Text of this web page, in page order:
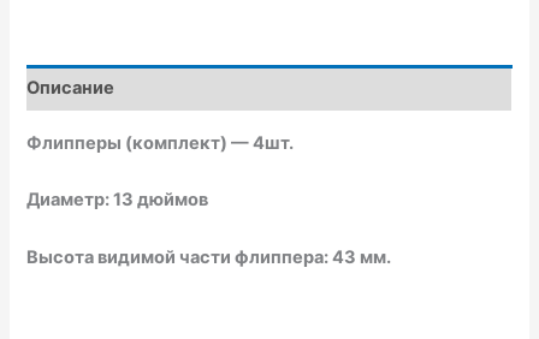
o
o
k
a
p
o
e
Описание
Флипперы (комплект) — 4шт.
Диаметр: 13 дюймов
Высота видимой части флиппера: 43 мм.